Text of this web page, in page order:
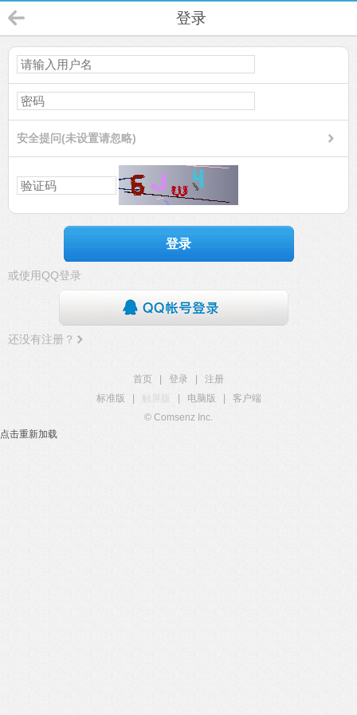
登录
安全提问(未设置请忽略)
登录
或使用QQ登录
还没有注册？
首页 登录
注册
标准版
触屏版 电脑版
客户端
© Comsenz Inc.
点击重新加载